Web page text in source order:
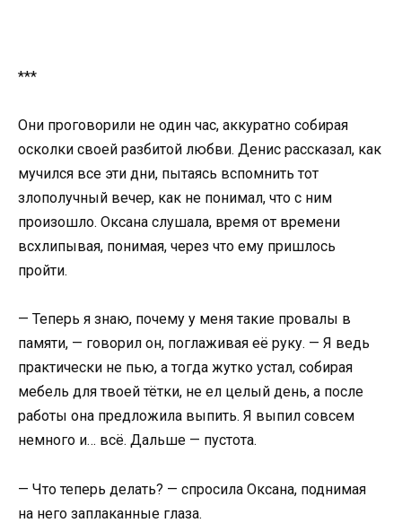
***
Они проговорили не один час, аккуратно собирая
осколки своей разбитой любви. Денис рассказал, как
мучился все эти дни, пытаясь вспомнить тот
злополучный вечер, как не понимал, что с ним
произошло. Оксана слушала, время от времени
всхлипывая, понимая, через что ему пришлось
пройти.
— Теперь я знаю, почему у меня такие провалы в
памяти, — говорил он, поглаживая её руку. — Я ведь
практически не пью, а тогда жутко устал, собирая
мебель для твоей тётки, не ел целый день, а после
работы она предложила выпить. Я выпил совсем
немного и… всё. Дальше — пустота.
— Что теперь делать? — спросила Оксана, поднимая
на него заплаканные глаза.